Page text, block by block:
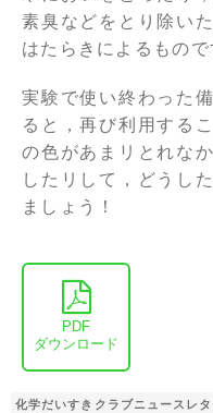
素臭などをとり除い
はたらきによるもので
実験で使い終わった
ると，再び利用する
の色があまリとれな
したリして，どうし
ましょう！
PDF
ダウンロード
化学だいすきクラブニュースレ